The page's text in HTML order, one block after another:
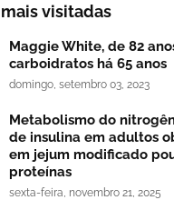
visitadas
Maggie White, de 82
carboidratos há 65 anos
domingo, setembro 03, 2023
Metabolismo do
de insulina em adultos
em jejum modificado
proteínas
sexta-feira, novembro 21, 2025